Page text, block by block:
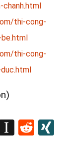
chanh.html
thi-cong-
thi-cong-